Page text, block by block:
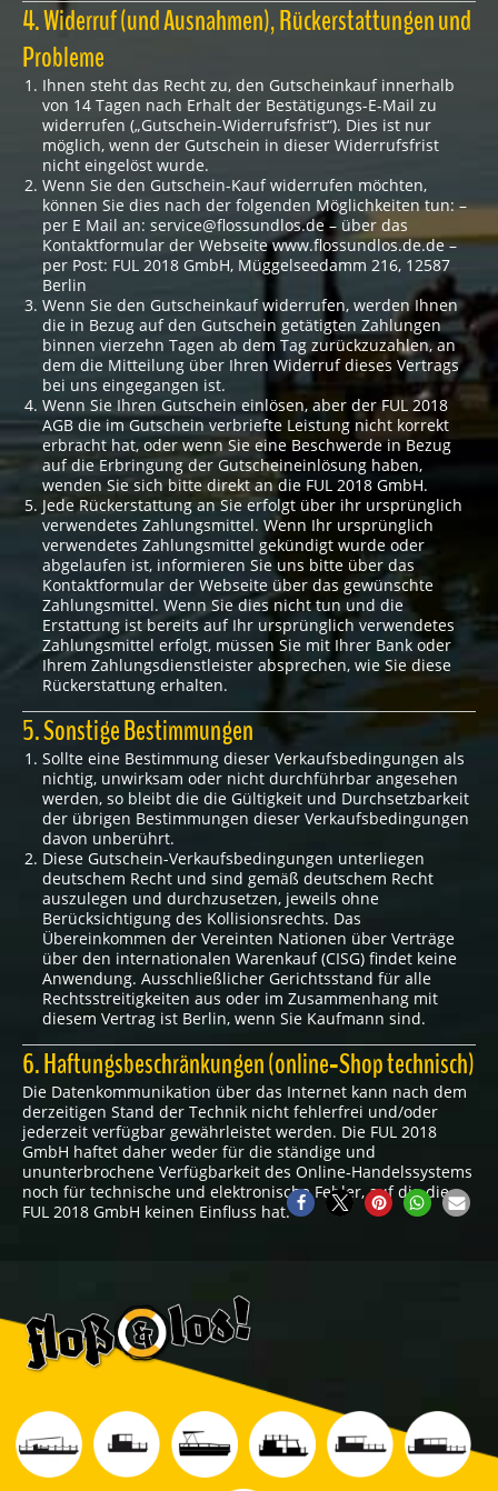
4. Widerruf (und Ausnahmen), Rückerstattungen und
Probleme
Ihnen steht das Recht zu, den Gutscheinkauf innerhalb
von 14 Tagen nach Erhalt der Bestätigungs-E-Mail zu
widerrufen („Gutschein-Widerrufsfrist“). Dies ist nur
möglich, wenn der Gutschein in dieser Widerrufsfrist
nicht eingelöst wurde.
Wenn Sie den Gutschein-Kauf widerrufen möchten,
können Sie dies nach der folgenden Möglichkeiten tun: –
per E Mail an: service@flossundlos.de – über das
Kontaktformular der Webseite www.flossundlos.de.de –
per Post: FUL 2018 GmbH, Müggelseedamm 216, 12587
Berlin
Wenn Sie den Gutscheinkauf widerrufen, werden Ihnen
die in Bezug auf den Gutschein getätigten Zahlungen
binnen vierzehn Tagen ab dem Tag zurückzuzahlen, an
dem die Mitteilung über Ihren Widerruf dieses Vertrags
bei uns eingegangen ist.
Wenn Sie Ihren Gutschein einlösen, aber der FUL 2018
AGB die im Gutschein verbriefte Leistung nicht korrekt
erbracht hat, oder wenn Sie eine Beschwerde in Bezug
auf die Erbringung der Gutscheineinlösung haben,
wenden Sie sich bitte direkt an die FUL 2018 GmbH.
Jede Rückerstattung an Sie erfolgt über ihr ursprünglich
verwendetes Zahlungsmittel. Wenn Ihr ursprünglich
verwendetes Zahlungsmittel gekündigt wurde oder
abgelaufen ist, informieren Sie uns bitte über das
Kontaktformular der Webseite über das gewünschte
Zahlungsmittel. Wenn Sie dies nicht tun und die
Erstattung ist bereits auf Ihr ursprünglich verwendetes
Zahlungsmittel erfolgt, müssen Sie mit Ihrer Bank oder
Ihrem Zahlungsdienstleister absprechen, wie Sie diese
Rückerstattung erhalten.
5. Sonstige Bestimmungen
Sollte eine Bestimmung dieser Verkaufsbedingungen als
nichtig, unwirksam oder nicht durchführbar angesehen
werden, so bleibt die die Gültigkeit und Durchsetzbarkeit
der übrigen Bestimmungen dieser Verkaufsbedingungen
davon unberührt.
Diese Gutschein-Verkaufsbedingungen unterliegen
deutschem Recht und sind gemäß deutschem Recht
auszulegen und durchzusetzen, jeweils ohne
Berücksichtigung des Kollisionsrechts. Das
Übereinkommen der Vereinten Nationen über Verträge
über den internationalen Warenkauf (CISG) findet keine
Anwendung. Ausschließlicher Gerichtsstand für alle
Rechtsstreitigkeiten aus oder im Zusammenhang mit
diesem Vertrag ist Berlin, wenn Sie Kaufmann sind.
6. Haftungsbeschränkungen (online‐Shop technisch)
Die Datenkommunikation über das Internet kann nach dem
derzeitigen Stand der Technik nicht fehlerfrei und/oder
jederzeit verfügbar gewährleistet werden. Die FUL 2018
GmbH haftet daher weder für die ständige und
ununterbrochene Verfügbarkeit des Online‐Handelssystems
noch für technische und elektronische Fehler, auf die die
FUL 2018 GmbH keinen Einfluss hat.